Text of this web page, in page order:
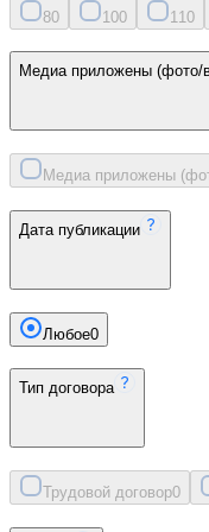
80 100 11 0
Медиа приложены (фото/
Медиа приложены
Дата публикации
Любое0
Тип договора
Трудовой договор0